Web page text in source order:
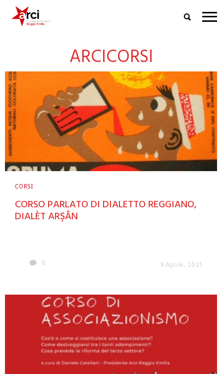
ARCICORSI
CORSI
CORSO PARLATO DI DIALETTO REGGIANO,
DIALÈT ARŞÂN
0 9 Aprile, 2021